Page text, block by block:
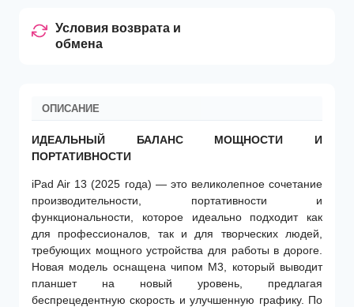
Условия возврата и
обмена
ОПИСАНИЕ
ИДЕАЛЬНЫЙ БАЛАНС МОЩНОСТИ И
ПОРТАТИВНОСТИ
iPad Air 13 (2025 года) — это великолепное сочетание
производительности, портативности и
функциональности, которое идеально подходит как
для профессионалов, так и для творческих людей,
требующих мощного устройства для работы в дороге.
Новая модель оснащена чипом M3, который выводит
планшет на новый уровень, предлагая
беспрецедентную скорость и улучшенную графику. По